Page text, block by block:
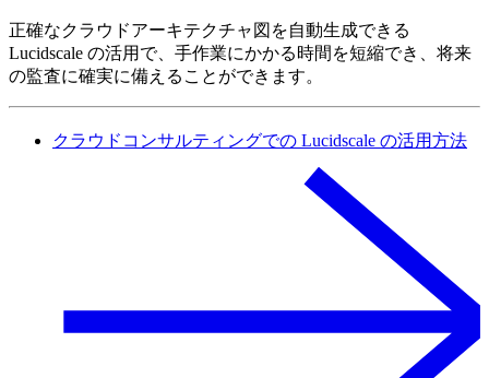
正確なクラウドアーキテクチャ図を自動生成できる
Lucidscale の活用で、手作業にかかる時間を短縮でき、将来
の監査に確実に備えることができます。
クラウドコンサルティングでの Lucidscale の活用方法